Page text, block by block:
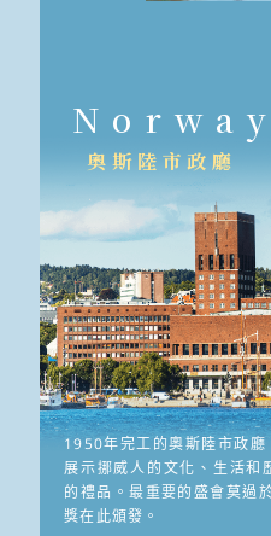
Norway
奧斯陸市政廳
1950年完工的奧斯陸市政廳
展示挪威人的文化、生活和
的禮品。最重要的盛會莫過
獎在此頒發。